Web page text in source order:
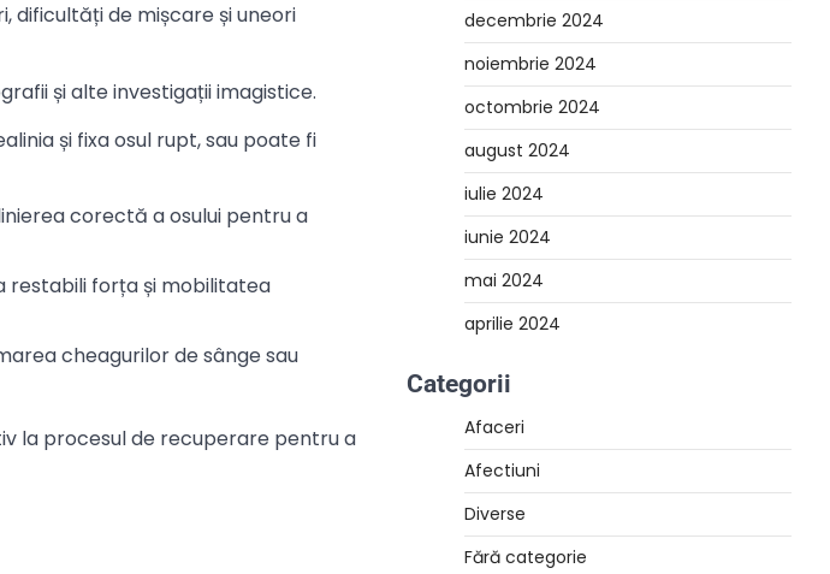
dificultăți de mișcare și uneori
și alte investigații imagistice.
și fixa osul rupt, sau poate fi
corectă a osului pentru a
restabili forța și mobilitatea
cheagurilor de sânge sau
la procesul de recuperare pentru a
decembrie 2024
noiembrie 2024
octombrie 2024
august 2024
iulie 2024
iunie 2024
mai 2024
aprilie 2024
Categorii
Afaceri
Afectiuni
Diverse
Fără categorie